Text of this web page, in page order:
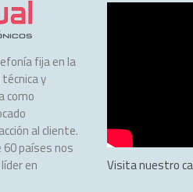
fija en la
y
como
al cliente.
60 países nos
en
Visita nuestro